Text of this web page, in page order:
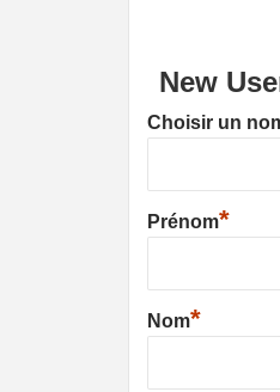
New
Choisir un
Prénom*
Nom*